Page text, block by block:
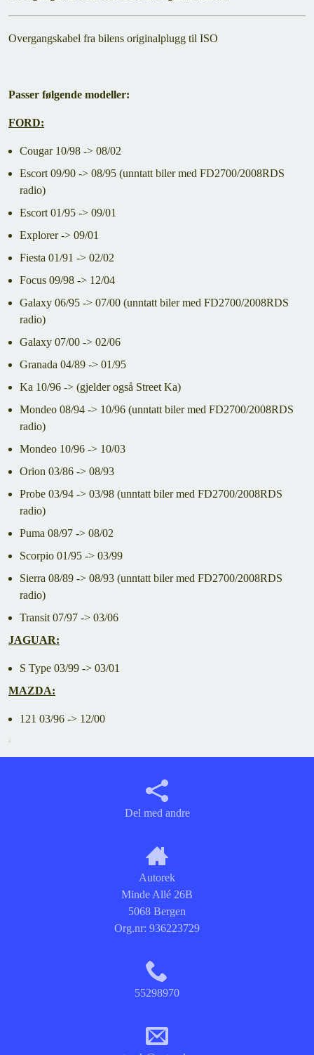
Overgangskabel fra bilens originalplugg til ISO
Passer følgende modeller:
FORD:
Cougar 10/98 -> 08/02
Escort 09/90 -> 08/95 (unntatt biler med FD2700/2008RDS
radio)
Escort 01/95 -> 09/01
Explorer -> 09/01
Fiesta 01/91 -> 02/02
Focus 09/98 -> 12/04
Galaxy 06/95 -> 07/00 (unntatt biler med FD2700/2008RDS
radio)
Galaxy 07/00 -> 02/06
Granada 04/89 -> 01/95
Ka 10/96 -> (gjelder også Street Ka)
Mondeo 08/94 -> 10/96 (unntatt biler med FD2700/2008RDS
radio)
Mondeo 10/96 -> 10/03
Orion 03/86 -> 08/93
Probe 03/94 -> 03/98 (unntatt biler med FD2700/2008RDS
radio)
Puma 08/97 -> 08/02
Scorpio 01/95 -> 03/99
Sierra 08/89 -> 08/93 (unntatt biler med FD2700/2008RDS
radio)
Transit 07/97 -> 03/06
JAGUAR:
S Type 03/99 -> 03/01
MAZDA:
121 03/96 -> 12/00
Del med andre
Autorek
Minde Allé 26B
5068 Bergen
Org.nr: 936223729
55298970